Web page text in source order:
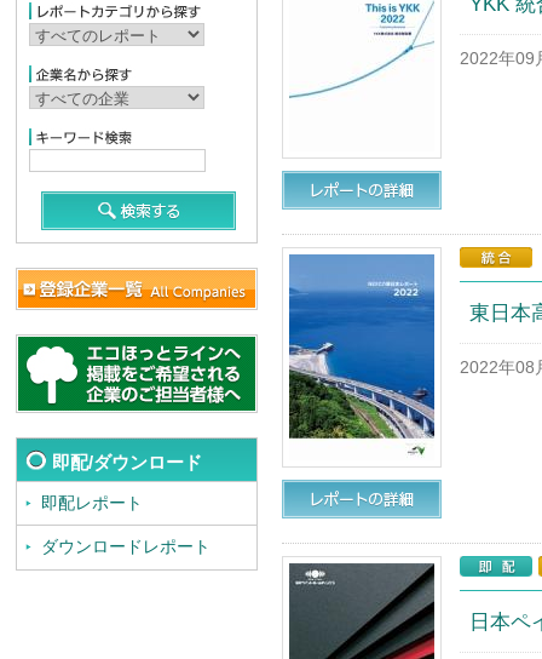
即配/ダウンロード
即配レポート
ダウンロードレポート
2022年09
東日本
2022年08
日本ペ